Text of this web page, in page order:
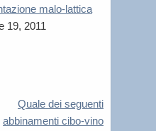
malo-lattica
19, 2011
Quale dei seguenti
abbinamenti cibo-vino